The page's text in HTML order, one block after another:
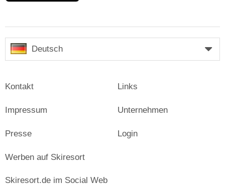
Deutsch
Kontakt
Impressum
Presse
Links
Unternehmen
Login
Werben auf Skiresort
Skiresort.de im Social Web